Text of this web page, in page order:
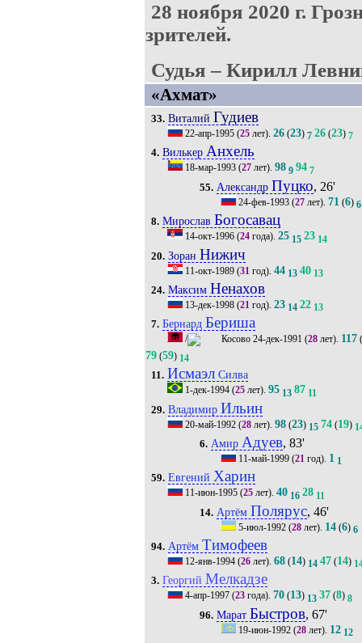
28 ноября 2020 г.
зрителей.
Судья – Кирилл
«Ахмат»
33. Виталий Гудиев
22-апр-1995(25лет). 26(23) 7 26(23) 7
4. Вилькер Анхель
18-мар-1993(27лет). 98 9 94 7
55. Александр Пуцко, 26'
24-фев-1993 (27 лет).71 (6) 6
8. Мирослав Богосавац
14-окт-1996(24года). 25 15 23 14
20. Зоран Нижич
11-окт-1989(31 год). 44 13 40 13
24. Максим Ненахов
13-дек-1998(21год). 23 14 22 13
7. Бернард Бериша
/ 24-дек-1991 (28 лет). 117
79 (59) 14
11. ИсмаэлСилва
1-дек-1994(25лет). 95 13 87 11
29. Владимир Ильин
20-май-1992(28лет). 98(23) 15 74(19)
6. Амир Адуев, 83'
11-май-1999 (21 год). 1 1
59. Евгений Харин
11-июн-1995(25лет). 40 16 28 11
14. Артём Полярус, 46'
5-июл-1992 (28 лет). 14 (6) 6
94. Артём Тимофеев
12-янв-1994(26лет). 68(14) 14 47(14)
3. Георгий Мелкадзе
4-апр-1997(23года). 70(13) 13 37(8) 8
96. Марат Быстров, 67'
19-июн-1992 (28 лет). 12 12